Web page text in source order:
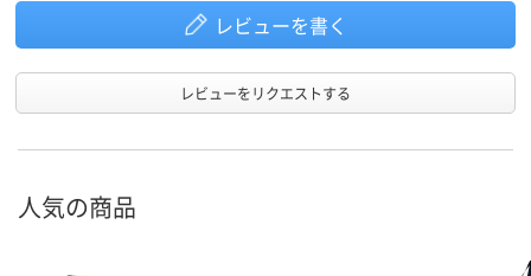
レビューを書く
レビューをリクエストする
人気の商品